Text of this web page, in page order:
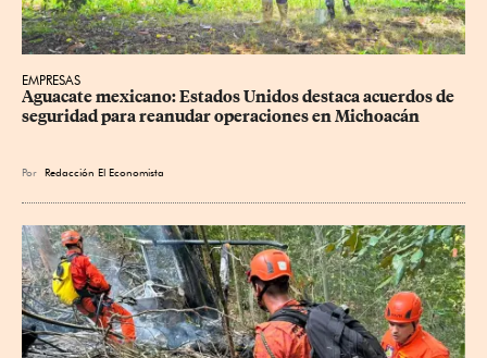
EMPRESAS
Aguacate mexicano: Estados Unidos destaca acuerdos de
seguridad para reanudar operaciones en Michoacán
Por Redacción El Economista